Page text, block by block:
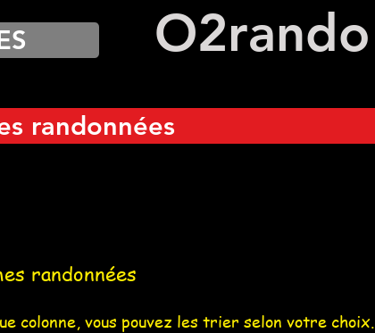
O2rando
randonnées
randonnées
colonne, vous pouvez les trier selon votre choix.